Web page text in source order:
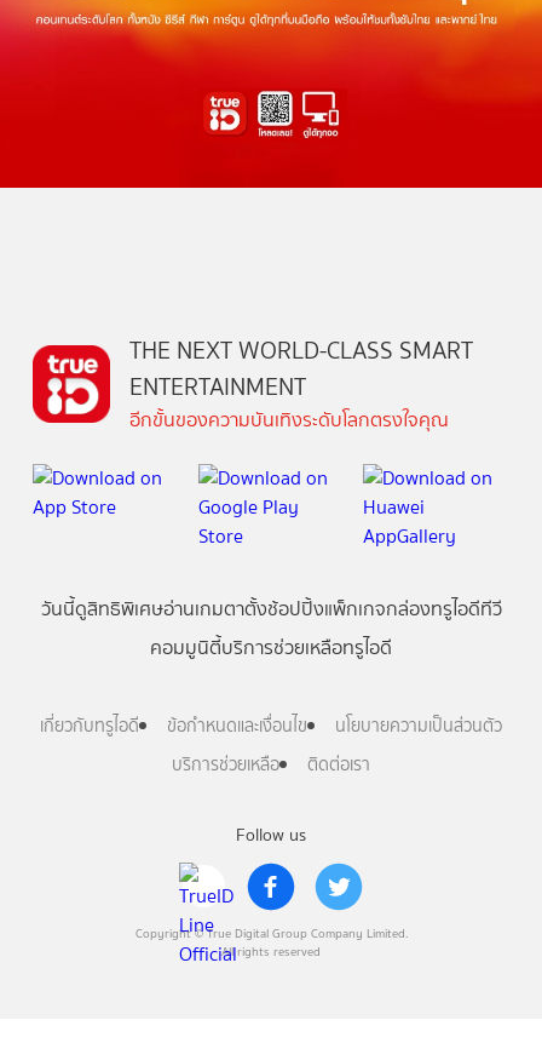
Follow us
Copyright © True Digital Group Company Limited.
All rights reserved
THE NEXT WORLD-CLASS SMART
ENTERTAINMENT
อีกขั้นของความบันเทิงระดับโลกตรงใจคุณ
วันนี้ดูสิทธิพิเศษอ่านเกมตาตั้งช้อปปิ้งแพ็กเกจกล่องทรูไอดีทีวี
คอมมูนิตี้บริการช่วยเหลือทรูไอดี
เกี่ยวกับทรูไอดี ข้อกำหนดและเงื่อนไข
นโยบายความเป็นส่วนตัว
บริการช่วยเหลือ
ติดต่อเรา